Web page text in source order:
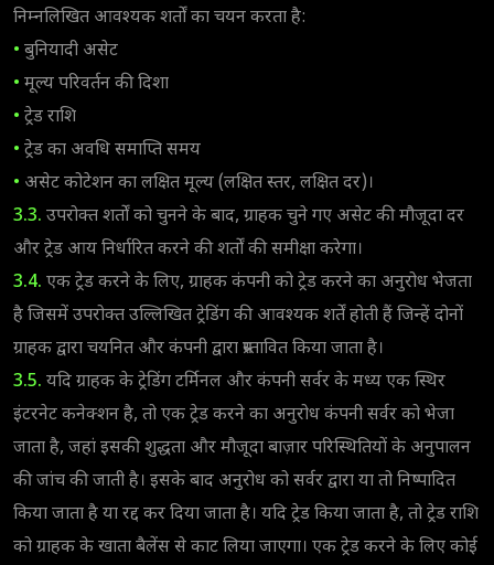
निम्नलिखित आवश्यक शर्तों का चयन करता है:
• बुनियादी असेट
• मूल्य परिवर्तन की दिशा
• ट्रेड राशि
• ट्रेड का अवधि समाप्ति समय
• असेट कोटेशन का लक्षित मूल्य (लक्षित स्तर, लक्षित दर)।
3.3. उपरोक्त शर्तों को चुनने के बाद, ग्राहक चुने गए असेट की मौजूदा दर
और ट्रेड आय निर्धारित करने की शर्तों की समीक्षा करेगा।
3.4. एक ट्रेड करने के लिए, ग्राहक कंपनी को ट्रेड करने का अनुरोध भेजता
है जिसमें उपरोक्त उल्लिखित ट्रेडिंग की आवश्यक शर्तें होती हैं जिन्हें दोनों
ग्राहक द्वारा चयनित और कंपनी द्वारा प्रस्तावित किया जाता है।
3.5. यदि ग्राहक के ट्रेडिंग टर्मिनल और कंपनी सर्वर के मध्य एक स्थिर
इंटरनेट कनेक्शन है, तो एक ट्रेड करने का अनुरोध कंपनी सर्वर को भेजा
जाता है, जहां इसकी शुद्धता और मौजूदा बाज़ार परिस्थितियों के अनुपालन
की जांच की जाती है। इसके बाद अनुरोध को सर्वर द्वारा या तो निष्पादित
किया जाता है या रद्द कर दिया जाता है। यदि ट्रेड किया जाता है, तो ट्रेड राशि
को ग्राहक के खाता बैलेंस से काट लिया जाएगा। एक ट्रेड करने के लिए कोई